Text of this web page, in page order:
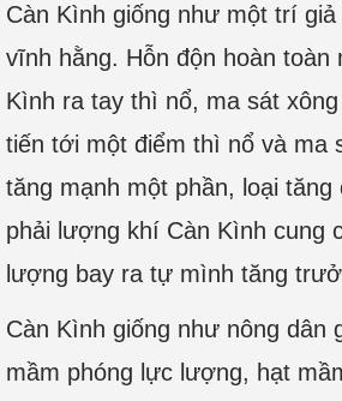
Càn Kình giống như một trí
vĩnh hằng. Hỗn độn hoàn toàn
Kình ra tay thì nổ, ma sát
tiến tới một điểm thì nổ và ma
tăng mạnh một phần, loại
phải lượng khí Càn Kình cung
lượng bay ra tự mình tăng
Càn Kình giống như nông dân
mầm phóng lực lượng, hạt